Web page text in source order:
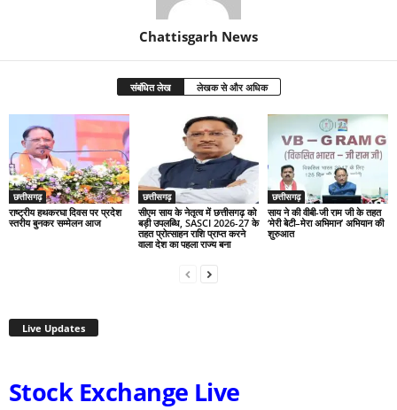
Chattisgarh News
संबंधित लेख लेखक से और अधिक
छत्तीसगढ़
राष्ट्रीय हथकरघा दिवस पर प्रदेश
स्तरीय बुनकर सम्मेलन आज
छत्तीसगढ़
सीएम साय के नेतृत्व में छत्तीसगढ़ को
बड़ी उपलब्धि, SASCI 2026-27 के
तहत प्रोत्साहन राशि प्राप्त करने
वाला देश का पहला राज्य बना
छत्तीसगढ़
साय ने की वीबी-जी राम जी के तहत
‘मेरी बेटी–मेरा अभिमान’ अभियान की
शुरुआत
Live Updates
Stock Exchange Live